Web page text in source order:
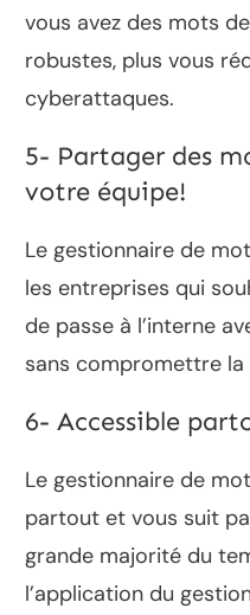
vous avez des mots
robustes, plus vous
cyberattaques.
5- Partager des
votre équipe!
Le gestionnaire de
les entreprises qui
de passe à l’interne
sans compromettre la
6- Accessible
Le gestionnaire de
partout et vous suit
grande majorité du
l’application du